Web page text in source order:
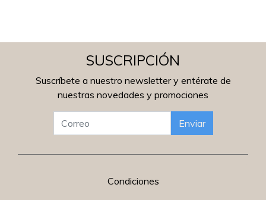
SUSCRIPCIÓN
Suscríbete a nuestro newsletter y entérate de
nuestras novedades y promociones
Enviar
Condiciones